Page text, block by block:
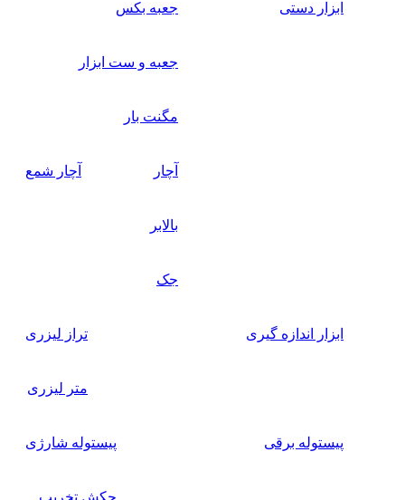
ابزار دستی جعبه بکس
جعبه و ست ابزار
مگنت بار
آچار آچار شمع
بالابر
جک
ابزار اندازه گیری تراز لیزری
متر لیزری
پیستوله برقی پیستوله شارژی
چکش تخریب